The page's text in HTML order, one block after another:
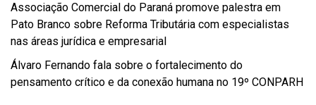
Associação Comercial do Paraná promove palestra em
Pato Branco sobre Reforma Tributária com especialistas
nas áreas jurídica e empresarial
Álvaro Fernando fala sobre o fortalecimento do
pensamento crítico e da conexão humana no 19º CONPARH